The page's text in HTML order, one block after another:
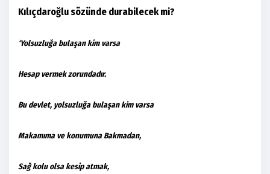
Kılıçdaroğlu sözünde durabilecek mi?
‘Yolsuzluğa bulaşan kim varsa
Hesap vermek zorundadır.
Bu devlet, yolsuzluğa bulaşan kim varsa
Makamıma ve konumuna Bakmadan,
Sağ kolu olsa kesip atmak,